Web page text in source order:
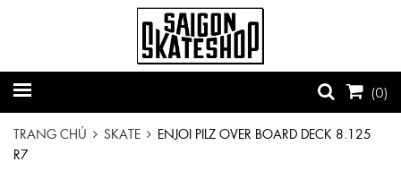
(0)
TRANG CHỦ SKATE
ENJOI PILZ OVER BOARD DECK 8.125
R7